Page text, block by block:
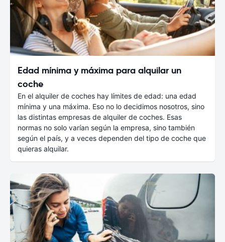
Edad mínima y máxima para alquilar un
coche
En el alquiler de coches hay límites de edad: una edad
mínima y una máxima. Eso no lo decidimos nosotros, sino
las distintas empresas de alquiler de coches. Esas
normas no solo varían según la empresa, sino también
según el país, y a veces dependen del tipo de coche que
quieras alquilar.